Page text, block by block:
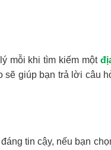
mỗi khi tìm kiếm một
sẽ giúp bạn trả lời câu
tin cậy, nếu bạn